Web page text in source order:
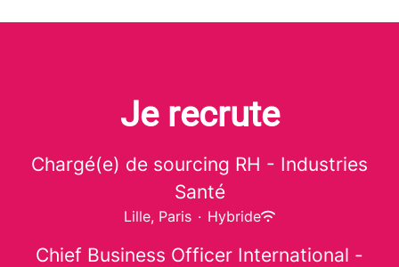
Je recrute
Chargé(e) de sourcing RH - Industries
Santé
Lille, Paris · Hybride
Chief Business Officer International -